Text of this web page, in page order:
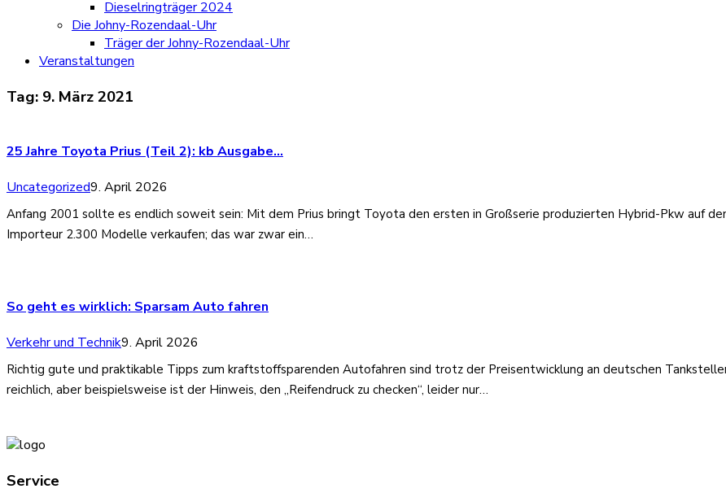
Dieselringträger 2024
Die Johny-Rozendaal-Uhr
Träger der Johny-Rozendaal-Uhr
Veranstaltungen
Tag: 9. März 2021
25 Jahre Toyota Prius (Teil 2): kb Ausgabe…
Uncategorized9. April 2026
Anfang 2001 sollte es endlich soweit sein: Mit dem Prius bringt Toyota den ersten in Großserie produzierten Hybrid-Pkw auf
Importeur 2.300 Modelle verkaufen; das war zwar ein…
So geht es wirklich: Sparsam Auto fahren
Verkehr und Technik9. April 2026
Richtig gute und praktikable Tipps zum kraftstoffsparenden Autofahren sind trotz der Preisentwicklung an deutschen
reichlich, aber beispielsweise ist der Hinweis, den „Reifendruck zu checken“, leider nur…
Service